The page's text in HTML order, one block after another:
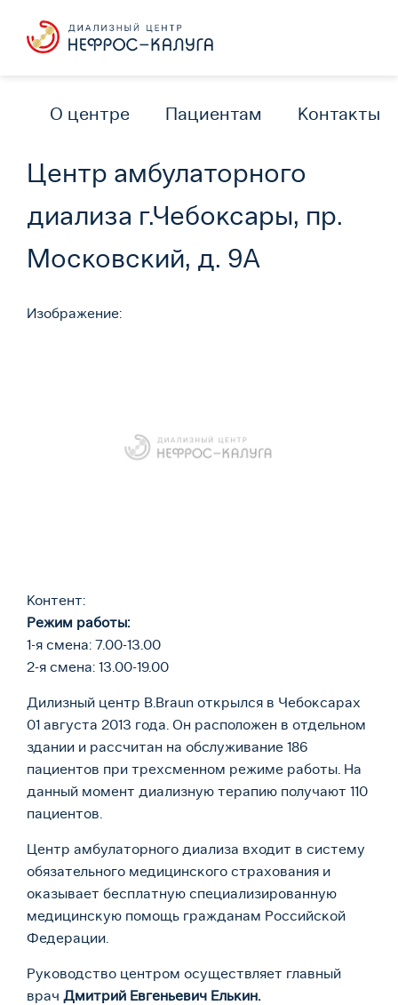
О центре Пациентам Контакты
Центр амбулаторного
диализа г.Чебоксары, пр.
Московский, д. 9А
Изображение:
Контент:
Режим работы:
1-я смена: 7.00-13.00
2-я смена: 13.00-19.00
Дилизный центр B.Braun открылся в Чебоксарах
01 августа 2013 года. Он расположен в отдельном
здании и рассчитан на обслуживание 186
пациентов при трехсменном режиме работы. На
данный момент диализную терапию получают 110
пациентов.
Центр амбулаторного диализа входит в систему
обязательного медицинского страхования и
оказывает бесплатную специализированную
медицинскую помощь гражданам Российской
Федерации.
Руководство центром осуществляет главный
врач Дмитрий Евгеньевич Елькин.